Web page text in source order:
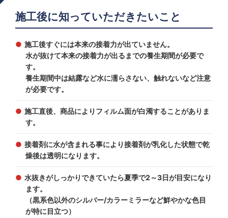
施工後に知っていただきたいこと
施工後すぐには本来の接着力が出ていません。
水が抜けて本来の接着力が出るまでの養生期間が必要で
す。
養生期間中は結露など水に濡らさない、触れないなど注意
が必要です。
施工直後、商品によりフィルム面が白濁することがありま
す。
接着剤に水が含まれる事により接着剤が乳化した状態で乾
燥後は透明になります。
水抜きがしっかりできていたら夏季で2～3日が目安になり
ます。
（黒系色以外のシルバー/カラーミラーなど鮮やかな色目
が特に目立つ）